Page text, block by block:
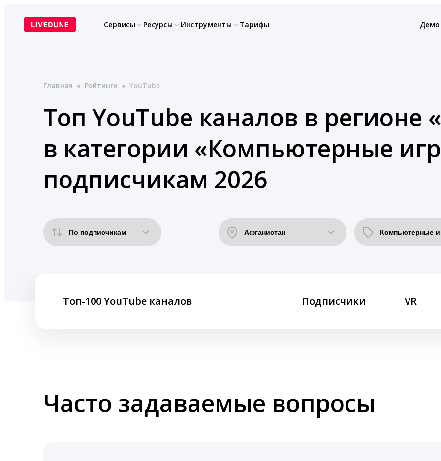
содержимому
Сервисы Ресурсы Инструменты Тарифы Демо
Главная ● Рейтинги ● YouTube
Топ YouTube каналов в регионе
в категории «Компьютерные
подписчикам 2026
Топ-100 YouTube каналов Подписчики VR
Часто задаваемые вопросы